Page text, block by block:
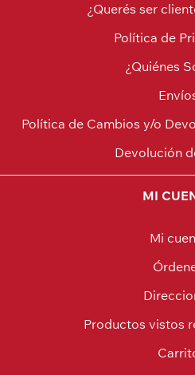
¿Querés ser
Política de
¿Quiénes
Política de Cambios y/o
Devolución
MI
Mi
Productos vistos